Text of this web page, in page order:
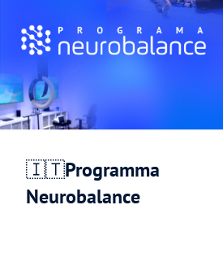
🇮🇹Programma
Neurobalance